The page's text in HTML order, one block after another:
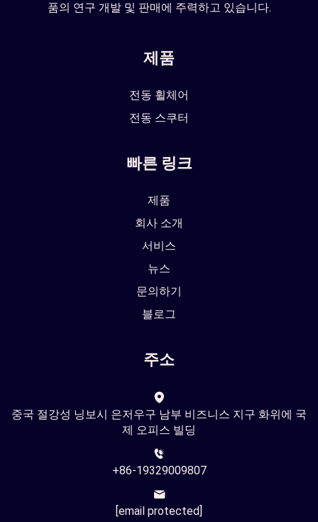
품의 연구 개발 및 판매에 주력하고 있습니다.
제품
전동 휠체어
전동 스쿠터
빠른 링크
제품
회사 소개
서비스
뉴스
문의하기
블로그
주소
중국 절강성 닝보시 은저우구 남부 비즈니스 지구 화위에 국
제 오피스 빌딩
+86-19329009807
[email protected]